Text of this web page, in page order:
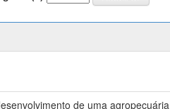
de uma agropecuária